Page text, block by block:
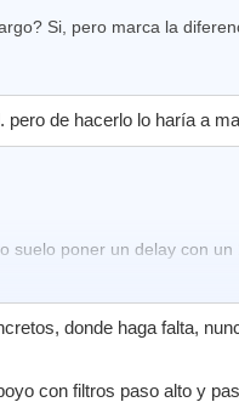
Si, pero marca la
de hacerlo lo haría a
suelo poner un delay con un
donde haga falta,
con filtros paso alto y